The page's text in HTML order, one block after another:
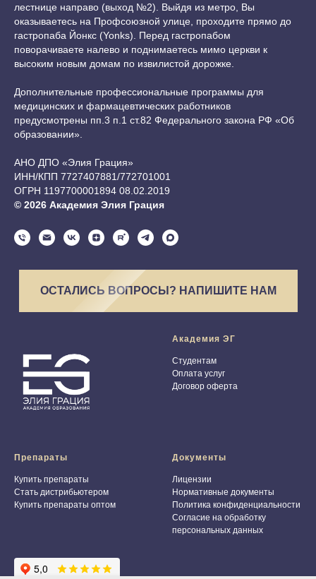
лестнице направо (выход №2). Выйдя из метро, Вы
оказываетесь на Профсоюзной улице, проходите прямо до
гастропаба Йонкс (Yonks). Перед гастропабом
поворачиваете налево и поднимаетесь мимо церкви к
высоким новым домам по извилистой дорожке.
Дополнительные профессиональные программы для
медицинских и фармацевтических работников
предусмотрены пп.3 п.1 ст.82 Федерального закона РФ «Об
образовании».
АНО ДПО «Элия Грация»
ИНН/КПП 7727407881/772701001
ОГРН 1197700001894 08.02.2019
© 2026 Академия Элия Грация
ОСТАЛИСЬ ВОПРОСЫ? НАПИШИТЕ НАМ
Академия ЭГ
Студентам
Оплата услуг
Договор оферта
Препараты
Купить препараты
Стать дистрибьютером
Купить препараты оптом
Документы
Лицензии
Нормативные документы
Политика конфиденциальности
Согласие на обработку
персональных данных